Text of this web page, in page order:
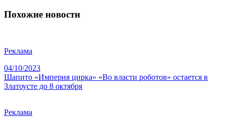
Похожие новости
Реклама
04/10/2023
Шапито «Империя цирка» «Во власти роботов» остается в
Златоусте до 8 октября
Реклама